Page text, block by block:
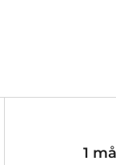
1